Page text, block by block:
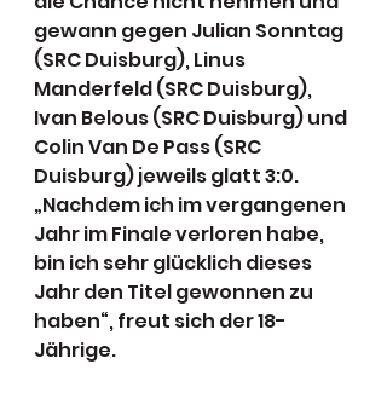
gewann gegen Julian Sonntag
(SRC Duisburg), Linus
Manderfeld (SRC Duisburg),
Ivan Belous (SRC Duisburg) und
Colin Van De Pass (SRC
Duisburg) jeweils glatt 3:0.
„Nachdem ich im vergangenen
Jahr im Finale verloren habe,
bin ich sehr glücklich dieses
Jahr den Titel gewonnen zu
haben“, freut sich der 18-
Jährige.